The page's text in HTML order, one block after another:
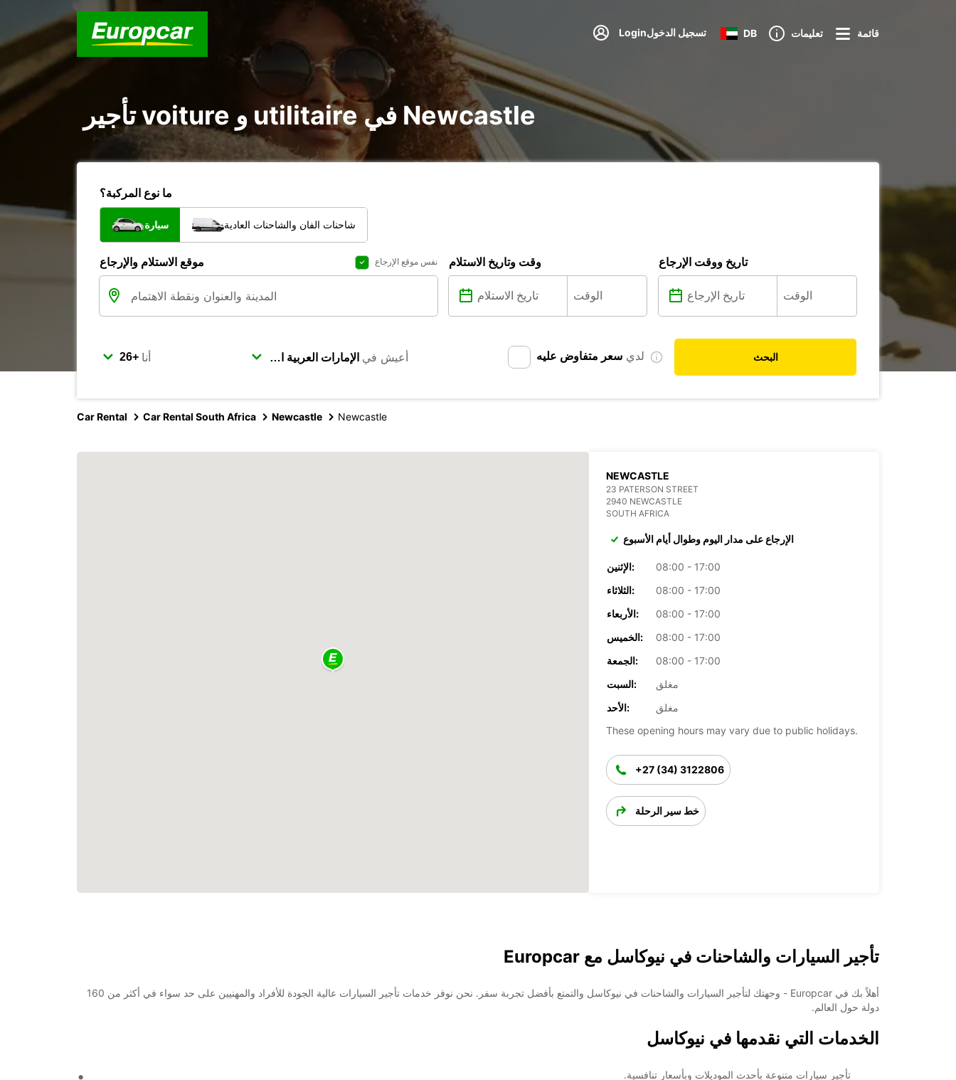
Loginتسجيل الدخول DB تعليمات قائمة
تأجير voiture و utilitaire في Newcastle
ما نوع المركبة؟
سيارة شاحنات الفان والشاحنات العادية
موقع الاستلام والإرجاع نفس موقع الإرجاع وقت وتاريخ الاستلام تاريخ ووقت الإرجاع
أنا أعيش في لدي سعر متفاوض عليه البحث
Car Rental Car Rental South Africa Newcastle Newcastle
NEWCASTLE
23 PATERSON STREET
2940 NEWCASTLE
SOUTH AFRICA
الإرجاع على مدار اليوم وطوال أيام الأسبوع
الإثنين:
08:00 - 17:00
الثلاثاء:
08:00 - 17:00
الأربعاء:
08:00 - 17:00
الخميس:
08:00 - 17:00
الجمعة:
08:00 - 17:00
السبت:
مغلق
الأحد:
مغلق
These opening hours may vary due to public holidays.
+27 (34) 3122806
خط سير الرحلة
تأجير السيارات والشاحنات في نيوكاسل مع Europcar
أهلاً بك في Europcar - وجهتك لتأجير السيارات والشاحنات في نيوكاسل والتمتع بأفضل تجربة سفر. نحن نوفر خدمات تأجير السيارات عالية الجودة للأفراد والمهنيين على حد سواء في أكثر من 160
دولة حول العالم.
الخدمات التي نقدمها في نيوكاسل
تأجير سيارات متنوعة بأحدث الموديلات وبأسعار تنافسية.